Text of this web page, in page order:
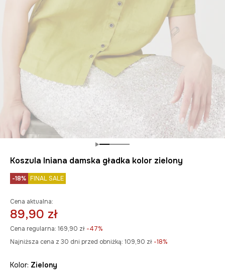
Koszula lniana damska gładka kolor zielony
-18% FINAL SALE
Cena aktualna:
89,90 zł
Cena regularna: 169,90 zł -47%
Najniższa cena z 30 dni przed obniżką: 109,90 zł -18%
Kolor: zielony